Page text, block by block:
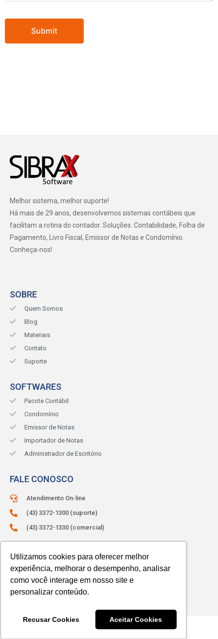
Utilizamos cookies para oferecer melhor
experiência, melhorar o desempenho, analisar
como você interage em nosso site e
personalizar conteúdo.
Recusar Cookies Aceitar Cookies
Melhor sistema, melhor suporte!
Há mais de 29 anos, desenvolvemos sistemas contábeis que
facilitam a rotina do contador. Soluções: Contabilidade, Folha de
Pagamento, Livro Fiscal, Emissor de Notas e Condomínio.
Conheça-nos!
SOBRE
Quem Somos
Blog
Materiais
Contato
Suporte
SOFTWARES
Pacote Contábil
Condomínio
Emissor de Notas
Importador de Notas
Administrador de Escritório
FALE CONOSCO
Atendimento On-line
(43) 3372-1300 (suporte)
(43) 3372-1330 (comercial)
ATENDIMENTO:Segunda à sexta.
Das 8h às 12h e das 13h às 18h.
© 2023 SIBRAX. Todos os direitos reservados.
Com amor
Jana do Marketing